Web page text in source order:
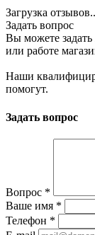
Загрузка
Задать вопрос
Вы можете
или работе
Наши
помогут.
Задать вопрос
Вопрос *
Ваше имя *
Телефон *